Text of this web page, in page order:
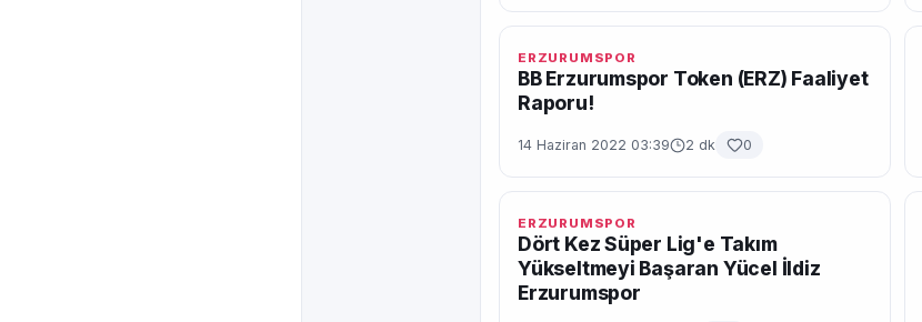
ERZURUMSPOR
BB Erzurumspor Token (ERZ) Faaliyet
Raporu!
14 Haziran 2022 03:39 2 dk 0
ERZURUMSPOR
Dört Kez Süper Lig'e Takım
Yükseltmeyi Başaran Yücel İldiz
Erzurumspor